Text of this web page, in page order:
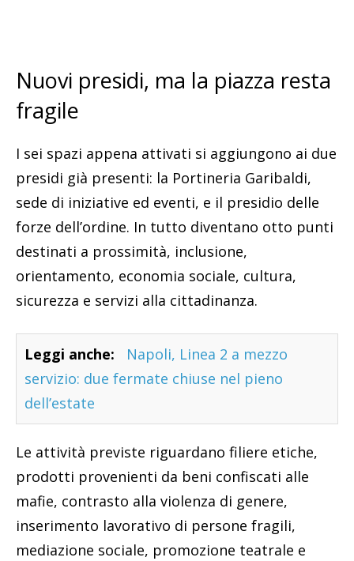
Nuovi presidi, ma la piazza resta
fragile
I sei spazi appena attivati si aggiungono ai due
presidi già presenti: la Portineria Garibaldi,
sede di iniziative ed eventi, e il presidio delle
forze dell’ordine. In tutto diventano otto punti
destinati a prossimità, inclusione,
orientamento, economia sociale, cultura,
sicurezza e servizi alla cittadinanza.
Leggi anche:
Napoli, Linea 2 a mezzo
servizio: due fermate chiuse nel pieno
dell’estate
Le attività previste riguardano filiere etiche,
prodotti provenienti da beni confiscati alle
mafie, contrasto alla violenza di genere,
inserimento lavorativo di persone fragili,
mediazione sociale, promozione teatrale e